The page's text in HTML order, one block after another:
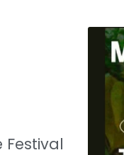
Festival